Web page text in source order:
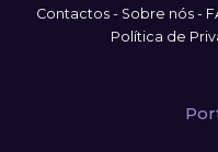
Contactos- Sobre nós-
Política de